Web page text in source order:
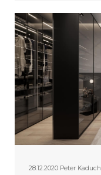
28.12.2020 Peter Kaduch